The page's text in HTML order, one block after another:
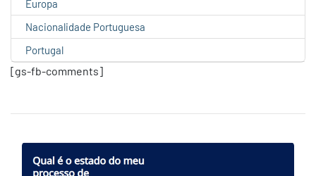
Europa
Nacionalidade Portuguesa
Portugal
[gs-fb-comments]